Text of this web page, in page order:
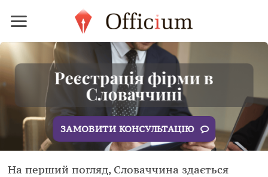
content
Реєстрація фірми в
Словаччині
ЗАМОВИТИ КОНСУЛЬТАЦІЮ
На перший погляд, Словаччина здається